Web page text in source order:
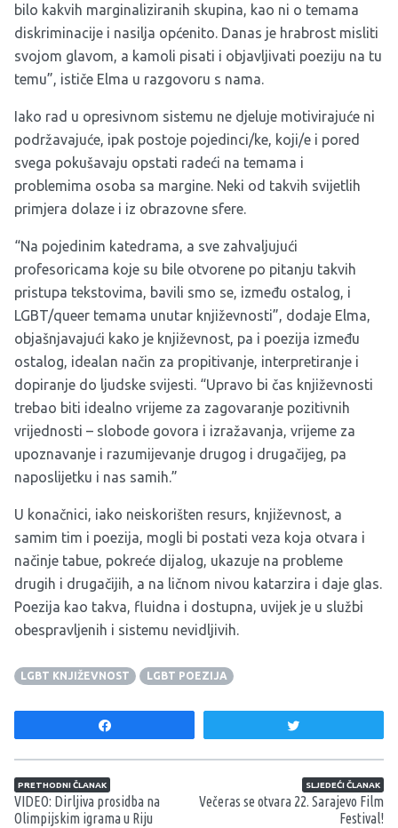
bilo kakvih marginaliziranih skupina, kao ni o temama
diskriminacije i nasilja općenito. Danas je hrabrost misliti
svojom glavom, a kamoli pisati i objavljivati poeziju na tu
temu”, ističe Elma u razgovoru s nama.
Iako rad u opresivnom sistemu ne djeluje motivirajuće ni
podržavajuće, ipak postoje pojedinci/ke, koji/e i pored
svega pokušavaju opstati radeći na temama i
problemima osoba sa margine. Neki od takvih svijetlih
primjera dolaze i iz obrazovne sfere.
“Na pojedinim katedrama, a sve zahvaljujući
profesoricama koje su bile otvorene po pitanju takvih
pristupa tekstovima, bavili smo se, između ostalog, i
LGBT/queer temama unutar književnosti”, dodaje Elma,
objašnjavajući kako je književnost, pa i poezija između
ostalog, idealan način za propitivanje, interpretiranje i
dopiranje do ljudske svijesti. “Upravo bi čas književnosti
trebao biti idealno vrijeme za zagovaranje pozitivnih
vrijednosti – slobode govora i izražavanja, vrijeme za
upoznavanje i razumijevanje drugog i drugačijeg, pa
naposlijetku i nas samih.”
U konačnici, iako neiskorišten resurs, književnost, a
samim tim i poezija, mogli bi postati veza koja otvara i
načinje tabue, pokreće dijalog, ukazuje na probleme
drugih i drugačijih, a na ličnom nivou katarzira i daje glas.
Poezija kao takva, fluidna i dostupna, uvijek je u službi
obespravljenih i sistemu nevidljivih.
LGBT KNJIŽEVNOST LGBT POEZIJA
Navigacija članaka
PRETHODNI ČLANAK
VIDEO: Dirljiva prosidba na
Olimpijskim igrama u Riju
SLJEDEĆI ČLANAK
Večeras se otvara 22. Sarajevo Film
Festival!